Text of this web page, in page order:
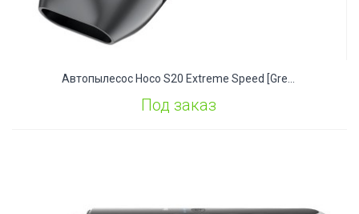
Автопылесос Hoco S20 Extreme Speed [gre...
Под заказ